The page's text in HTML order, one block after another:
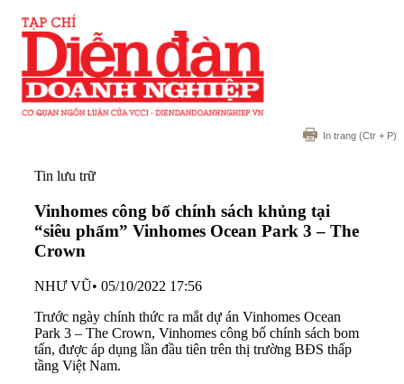
In trang (Ctr + P)
Tin lưu trữ
Vinhomes công bố chính sách khủng tại
“siêu phẩm” Vinhomes Ocean Park 3 – The
Crown
NHƯ VŨ• 05/10/2022 17:56
Trước ngày chính thức ra mắt dự án Vinhomes Ocean
Park 3 – The Crown, Vinhomes công bố chính sách bom
tấn, được áp dụng lần đầu tiên trên thị trường BĐS thấp
tầng Việt Nam.